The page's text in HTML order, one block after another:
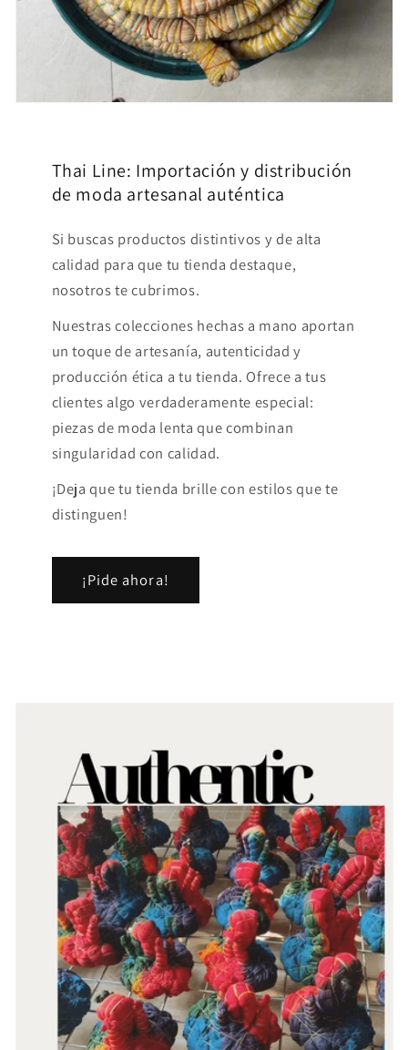
Thai Line: Importación y distribución
de moda artesanal auténtica
Si buscas productos distintivos y de alta
calidad para que tu tienda destaque,
nosotros te cubrimos.
Nuestras colecciones hechas a mano aportan
un toque de artesanía, autenticidad y
producción ética a tu tienda. Ofrece a tus
clientes algo verdaderamente especial:
piezas de moda lenta que combinan
singularidad con calidad.
¡Deja que tu tienda brille con estilos que te
distinguen!
¡Pide ahora!